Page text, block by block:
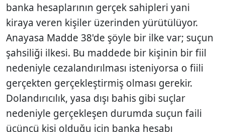
banka hesaplarının gerçek sahipleri yani
kiraya veren kişiler üzerinden yürütülüyor.
Anayasa Madde 38'de şöyle bir ilke var; suçun
şahsiliği ilkesi. Bu maddede bir kişinin bir fiil
nedeniyle cezalandırılması isteniyorsa o fiili
gerçekten gerçekleştirmiş olması gerekir.
Dolandırıcılık, yasa dışı bahis gibi suçlar
nedeniyle gerçekleşen durumda suçun faili
üçüncü kişi olduğu için banka hesabı